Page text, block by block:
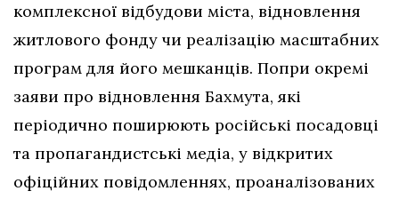
комплексної відбудови міста, відновлення
житлового фонду чи реалізацію масштабних
програм для його мешканців. Попри окремі
заяви про відновлення Бахмута, які
періодично поширюють російські посадовці
та пропагандистські медіа, у відкритих
офіційних повідомленнях, проаналізованих